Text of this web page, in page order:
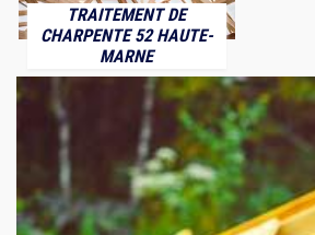
TRAITEMENT DE
CHARPENTE 52 HAUTE-
MARNE